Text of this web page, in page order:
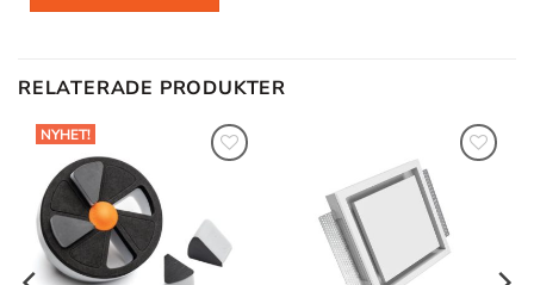
RELATERADE PRODUKTER
NYHET!
i
önskelistan
Lägg till
önskelistan